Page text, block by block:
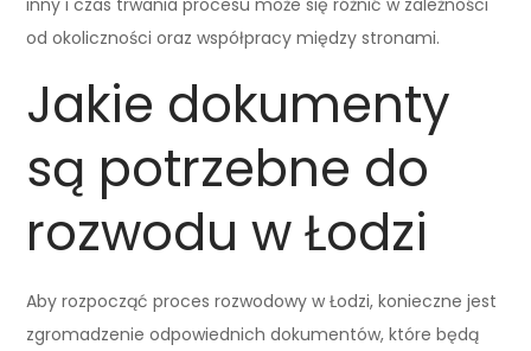
inny i czas trwania procesu może się różnić w zależności
od okoliczności oraz współpracy między stronami.
Jakie dokumenty
są potrzebne do
rozwodu w Łodzi
Aby rozpocząć proces rozwodowy w Łodzi, konieczne jest
zgromadzenie odpowiednich dokumentów, które będą